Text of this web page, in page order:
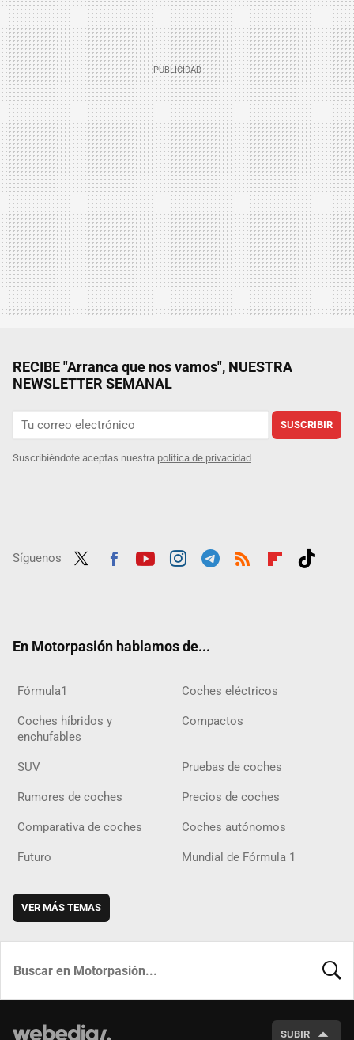
RECIBE "Arranca que nos vamos", NUESTRA
NEWSLETTER SEMANAL
SUSCRIBIR
Suscribiéndote aceptas nuestra política de privacidad
Síguenos
En Motorpasión hablamos de...
Fórmula1 Coches eléctricos
Coches híbridos y
enchufables
Compactos
SUV Pruebas de coches
Rumores de coches Precios de coches
Comparativa de coches Coches autónomos
Futuro Mundial de Fórmula 1
VER MÁS TEMAS
SUBIR